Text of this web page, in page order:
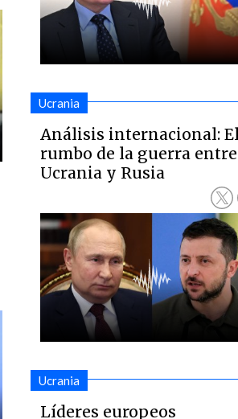
Ucrania
Análisis internacional:
rumbo de la guerra entre
Ucrania y Rusia
Ucrania
Líderes europeos